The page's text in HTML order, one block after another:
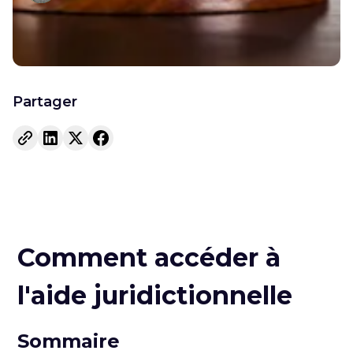
Partager
Comment accéder à
l'aide juridictionnelle
Sommaire